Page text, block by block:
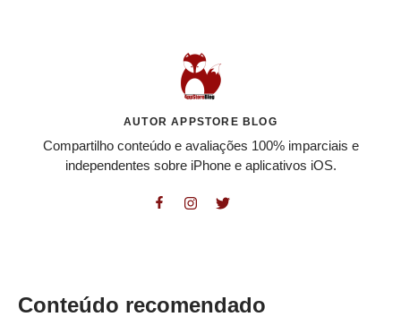
AUTOR APPSTORE BLOG
Compartilho conteúdo e avaliações 100% imparciais e
independentes sobre iPhone e aplicativos iOS.
Conteúdo recomendado